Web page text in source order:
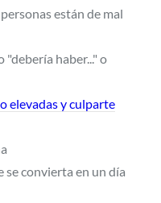
están de mal
"debería haber..." o
elevadas y culparte
se convierta en un día